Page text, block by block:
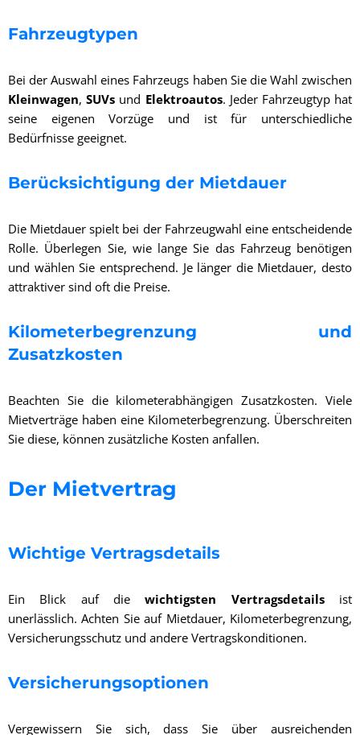
Fahrzeugtypen
Bei der Auswahl eines Fahrzeugs haben Sie die Wahl zwischen
Kleinwagen,SUVs und Elektroautos. Jeder Fahrzeugtyp hat
seine eigenen Vorzüge und ist für unterschiedliche
Bedürfnisse geeignet.
Berücksichtigung der Mietdauer
Die Mietdauer spielt bei der Fahrzeugwahl eine entscheidende
Rolle. Überlegen Sie, wie lange Sie das Fahrzeug benötigen
und wählen Sie entsprechend. Je länger die Mietdauer, desto
attraktiver sind oft die Preise.
Kilometerbegrenzung und
Zusatzkosten
Beachten Sie die kilometerabhängigen Zusatzkosten. Viele
Mietverträge haben eine Kilometerbegrenzung. Überschreiten
Sie diese, können zusätzliche Kosten anfallen.
Der Mietvertrag
Wichtige Vertragsdetails
Ein Blick auf diewichtigsten Vertragsdetailsist
unerlässlich. Achten Sie auf Mietdauer, Kilometerbegrenzung,
Versicherungsschutz und andere Vertragskonditionen.
Versicherungsoptionen
Vergewissern Sie sich, dass Sie über ausreichenden